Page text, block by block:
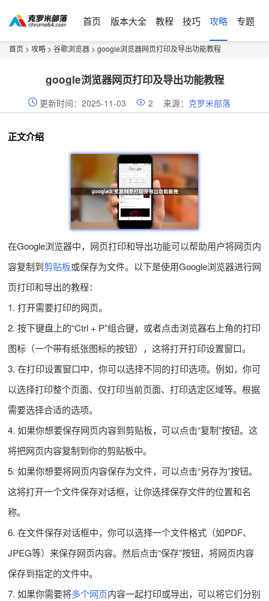
首页 版本大全 教程 技巧 攻略 专题
首页 > 攻略 > 谷歌浏览器 > google浏览器网页打印及导出功能教程
google浏览器网页打印及导出功能教程
更新时间：2025-11-03 2 来源： 克罗米部落
正文介绍
在Google浏览器中，网页打印和导出功能可以帮助用户将网页内
容复制到剪贴板或保存为文件。以下是使用Google浏览器进行网
页打印和导出的教程：
1. 打开需要打印的网页。
2. 按下键盘上的“Ctrl + P”组合键，或者点击浏览器右上角的打印
图标（一个带有纸张图标的按钮），这将打开打印设置窗口。
3. 在打印设置窗口中，你可以选择不同的打印选项。例如，你可
以选择打印整个页面、仅打印当前页面、打印选定区域等。根据
需要选择合适的选项。
4. 如果你想要保存网页内容到剪贴板，可以点击“复制”按钮。这
将把网页内容复制到你的剪贴板中。
5. 如果你想要将网页内容保存为文件，可以点击“另存为”按钮。
这将打开一个文件保存对话框，让你选择保存文件的位置和名
称。
6. 在文件保存对话框中，你可以选择一个文件格式（如PDF、
JPEG等）来保存网页内容。然后点击“保存”按钮，将网页内容
保存到指定的文件中。
7. 如果你需要将多个网页内容一起打印或导出，可以将它们分别